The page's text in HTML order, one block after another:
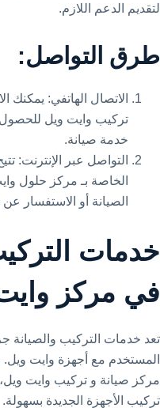
لتقديم الدعم اللازم.
طرق التواصل:
الاتصال الهاتفي: يمكنك
تركيب وايت ويل
خدمة صيانة.
التواصل عبر الإنترنت:
الخاصة بـ مركز حلول
الصيانة أو الاستفسار
خدمات
في مركز
تعد خدمات التركيب والصيانة
المستخدم مع أجهزة وايت
مركز صيانة و تركيب وايت
تركيب الأجهزة الجديدة بسهولة.